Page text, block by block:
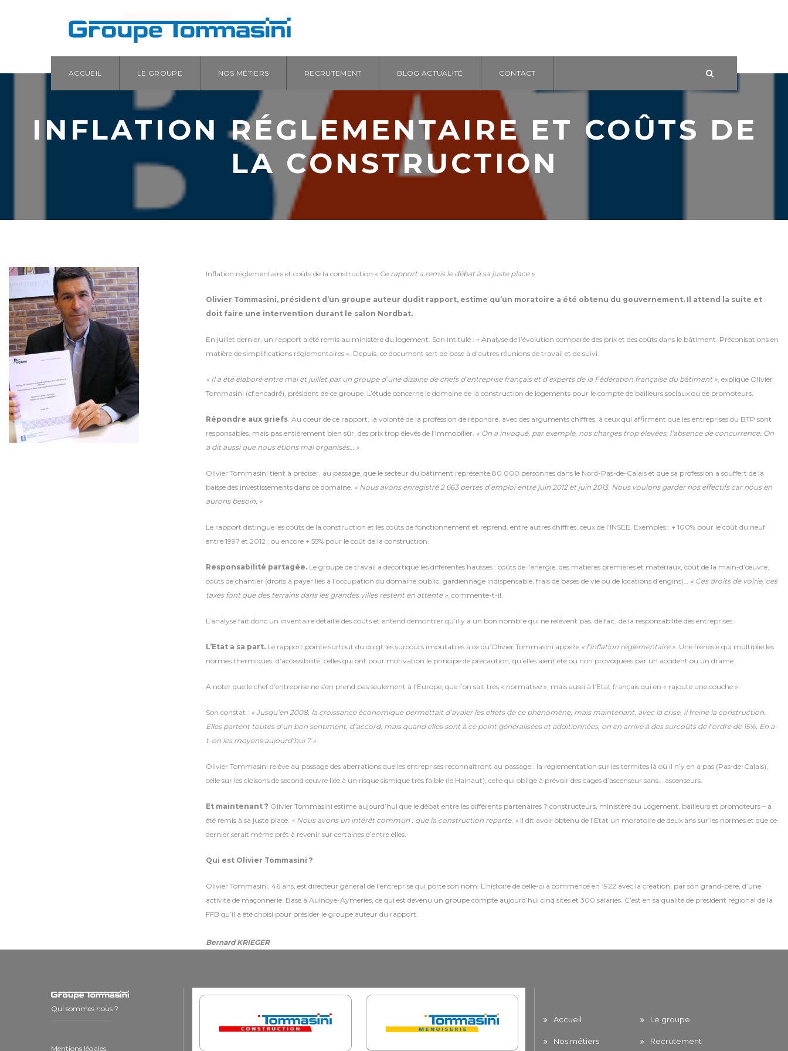
ACCUEIL LE GROUPE NOS MÉTIERS RECRUTEMENT BLOG ACTUALITÉ CONTACT
INFLATION RÉGLEMENTAIRE ET COÛTS DE
LA CONSTRUCTION
Inflation réglementaire et coûts de la construction « Ce rapport a remis le débat à sa juste place »
Olivier Tommasini, président d’un groupe auteur dudit rapport, estime qu’un moratoire a été obtenu du gouvernement. Il attend la suite et
doit faire une intervention durant le salon Nordbat.
En juillet dernier, un rapport a été remis au ministère du logement. Son intitulé : « Analyse de l’évolution comparée des prix et des coûts dans le bâtiment. Préconisations en
matière de simplifications réglementaires ». Depuis, ce document sert de base à d’autres réunions de travail et de suivi.
« Il a été élaboré entre mai et juillet par un groupe d’une dizaine de chefs d’entreprise français et d’experts de la Fédération française du bâtiment », explique Olivier
Tommasini (cf.encadré), président de ce groupe. L’étude concerne le domaine de la construction de logements pour le compte de bailleurs sociaux ou de promoteurs.
Répondre aux griefs. Au cœur de ce rapport, la volonté de la profession de répondre, avec des arguments chiffrés, à ceux qui affirment que les entreprises du BTP sont
responsables, mais pas entièrement bien sûr, des prix trop élevés de l’immobilier. « On a invoqué, par exemple, nos charges trop élevées, l’absence de concurrence. On
a dit aussi que nous étions mal organisés… »
Olivier Tommasini tient à préciser, au passage, que le secteur du bâtiment représente 80 000 personnes dans le Nord-Pas-de-Calais et que sa profession a souffert de la
baisse des investissements dans ce domaine. « Nous avons enregistré 2 663 pertes d’emploi entre juin 2012 et juin 2013. Nous voulons garder nos effectifs car nous en
aurons besoin. »
Le rapport distingue les coûts de la construction et les coûts de fonctionnement et reprend, entre autres chiffres, ceux de l’INSEE. Exemples : + 100% pour le coût du neuf
entre 1997 et 2012 ; ou encore + 55% pour le coût de la construction.
Responsabilité partagée. Le groupe de travail a décortiqué les différentes hausses : coûts de l’énergie, des matières premières et matériaux, coût de la main-d’œuvre,
coûts de chantier (droits à payer liés à l’occupation du domaine public, gardiennage indispensable, frais de bases de vie ou de locations d’engins)… « Ces droits de voirie, ces
taxes font que des terrains dans les grandes villes restent en attente », commente-t-il.
L’analyse fait donc un inventaire détaillé des coûts et entend démontrer qu’il y a un bon nombre qui ne relèvent pas, de fait, de la responsabilité des entreprises.
L’Etat a sa part. Le rapport pointe surtout du doigt les surcoûts imputables à ce qu’Olivier Tommasini appelle « l’inflation réglementaire ». Une frénésie qui multiplie les
normes thermiques, d’accessibilité, celles qui ont pour motivation le principe de précaution, qu’elles aient été ou non provoquées par un accident ou un drame.
A noter que le chef d’entreprise ne s’en prend pas seulement à l’Europe, que l’on sait très « normative », mais aussi à l’Etat français qui en « rajoute une couche ».
Son constat : « Jusqu’en 2008, la croissance économique permettait d’avaler les effets de ce phénomène, mais maintenant, avec la crise, il freine la construction.
Elles partent toutes d’un bon sentiment, d’accord, mais quand elles sont à ce point généralisées et additionnées, on en arrive à des surcoûts de l’ordre de 15%. En a-
t-on les moyens aujourd’hui ? »
Olivier Tommasini relève au passage des aberrations que les entreprises reconnaîtront au passage : la réglementation sur les termites là où il n’y en a pas (Pas-de-Calais),
celle sur les cloisons de second œuvre liée à un risque sismique très faible (le Hainaut), celle qui oblige à prévoir des cages d’ascenseur sans… ascenseurs.
Et maintenant ? Olivier Tommasini estime aujourd’hui que le débat entre les différents partenaires ? constructeurs, ministère du Logement, bailleurs et promoteurs – a
été remis à sa juste place. « Nous avons un intérêt commun : que la construction reparte. » Il dit avoir obtenu de l’Etat un moratoire de deux ans sur les normes et que ce
dernier serait même prêt à revenir sur certaines d’entre elles.
Qui est Olivier Tommasini ?
Olivier Tommasini, 46 ans, est directeur général de l’entreprise qui porte son nom. L’histoire de celle-ci a commencé en 1922 avec la création, par son grand-père, d’une
activité de maçonnerie. Basé à Aulnoye-Aymeries, ce qui est devenu un groupe compte aujourd’hui cinq sites et 300 salariés. C’est en sa qualité de président régional de la
FFB qu’il a été choisi pour présider le groupe auteur du rapport.
Bernard KRIEGER
Qui sommes nous ?
Mentions légales
Accueil Le groupe
Nos métiers Recrutement